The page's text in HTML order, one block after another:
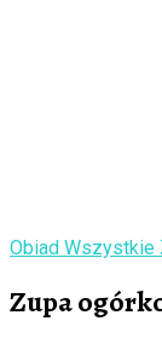
Obiad Wszystkie
Zupa